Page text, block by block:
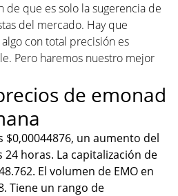
de que es solo la sugerencia de
del mercado. Hay que
con total precisión es
Pero haremos nuestro mejor
de emonad
$0,00044876, un aumento del
24 horas. La capitalización de
El volumen de EMO en
Tiene un rango de